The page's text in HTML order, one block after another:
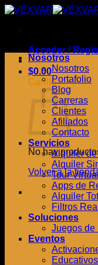
Saltar
Acceder /
$0.00
Carrito
No hay
Volver a la
Nosotros
Nosotros
Portafolio
Blog
Carreras
Clientes
Afiliados
Contacto
Servicios
Alquiler
Alquiler
Tour
Apps de
Alquiler
Filtros
Soluciones
Juegos de
Eventos
Educativos